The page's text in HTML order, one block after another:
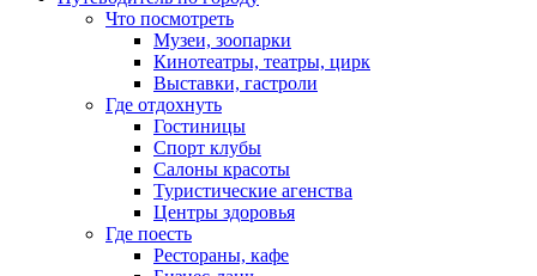
Что посмотреть
Музеи, зоопарки
Кинотеатры, театры, цирк
Выставки, гастроли
Где отдохнуть
Гостиницы
Спорт клубы
Салоны красоты
Туристические агенства
Центры здоровья
Где поесть
Рестораны, кафе